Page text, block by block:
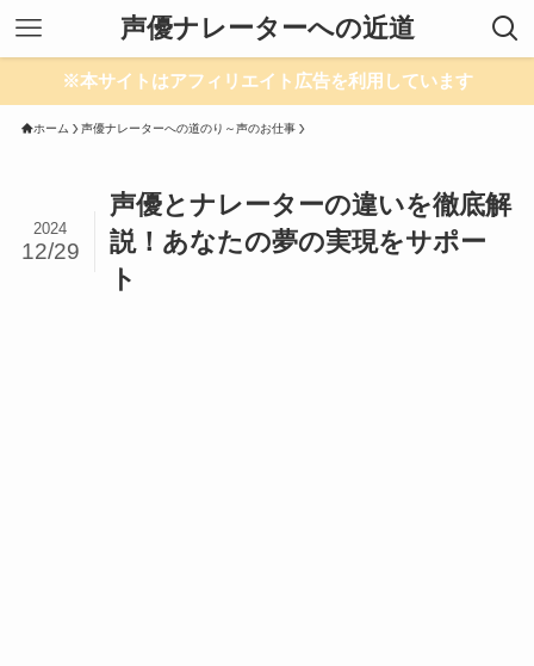
声優ナレーターへの近道
※本サイトはアフィリエイト広告を利用しています
ホーム 声優ナレーターへの道のり～声のお仕事
声優とナレーターの違いを徹底解
説！あなたの夢の実現をサポー
ト
2024
12/29